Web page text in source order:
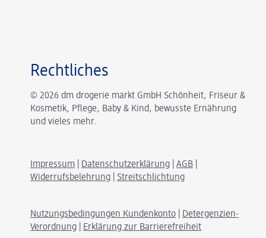
Rechtliches
© 2026 dm drogerie markt GmbH Schönheit, Friseur &
Kosmetik, Pflege, Baby & Kind, bewusste Ernährung
und vieles mehr.
Impressum Datenschutzerklärung AGB
Widerrufsbelehrung
Streitschlichtung
Nutzungsbedingungen Kundenkonto
Detergenzien-
Verordnung
Erklärung zur Barrierefreiheit